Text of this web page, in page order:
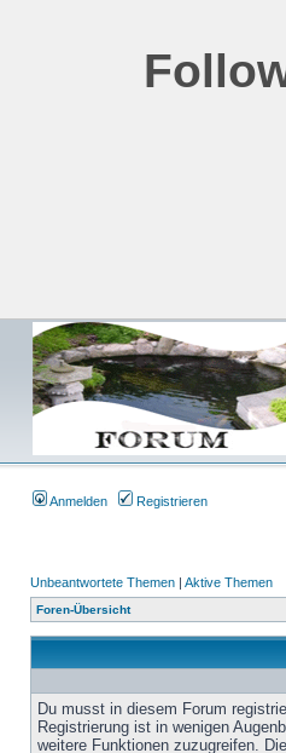
Anmelden Registrieren
Unbeantwortete Themen | Aktive Themen
Foren-Übersicht
Du musst in diesem Forum
Registrierung ist in wenigen
weitere Funktionen zuzugreifen.